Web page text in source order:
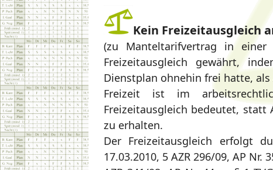
Kein Freizeitausgleich
(zu Manteltarifvertrag in
Freizeitausgleich gewährt,
Dienstplan ohnehin frei hatte,
Freizeit ist im
Freizeitausgleich bedeutet, statt
zu erhalten.
Der Freizeitausgleich erfolgt
17.03.2010, 5 AZR 296/09, AP Nr.